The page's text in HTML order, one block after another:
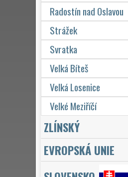
Radostín nad Oslavou
Strážek
Svratka
Velká Bíteš
Velká Losenice
Velké Meziříčí
ZLÍNSKÝ
EVROPSKÁ UNIE